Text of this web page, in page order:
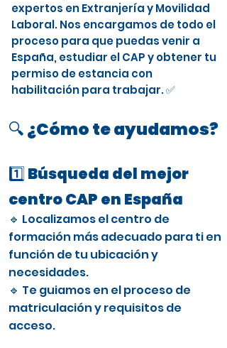
expertos en Extranjería y Movilidad
Laboral. Nos encargamos de todo el
proceso para que puedas venir a
España, estudiar el CAP y obtener tu
permiso de estancia con
habilitación para trabajar. ✅
🔍 ¿Cómo te ayudamos?
1️⃣ Búsqueda del mejor
centro CAP en España
🔹 Localizamos el centro de
formación más adecuado para ti en
función de tu ubicación y
necesidades.
🔹 Te guiamos en el proceso de
matriculación y requisitos de
acceso.